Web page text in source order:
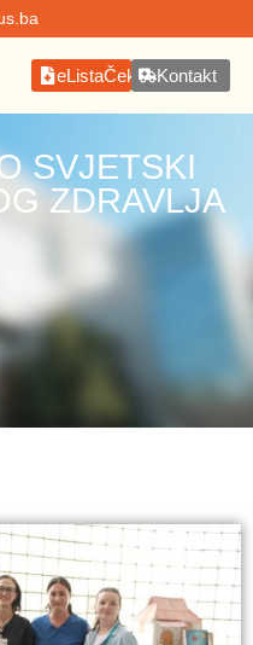
eListaČekanjaKontakt
SVJETSKI
ZDRAVLJA